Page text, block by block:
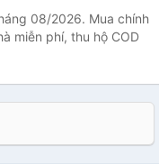
08/2026. Mua chính
miễn phí, thu hộ COD